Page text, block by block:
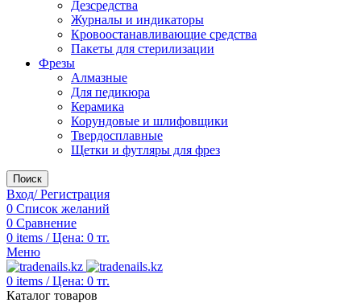
Дезсредства
Журналы и индикаторы
Кровоостанавливающие средства
Пакеты для стерилизации
Фрезы
Алмазные
Для педикюра
Керамика
Корундовые и шлифовщики
Твердосплавные
Щетки и футляры для фрез
Поиск
Вход/ Регистрация
0 Список желаний
0 Сравнение
0 items / Цена: 0 тг.
Меню
0 items / Цена: 0 тг.
Каталог товаров